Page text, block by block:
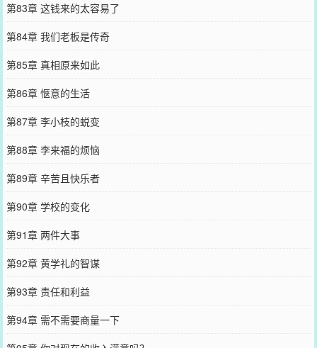
第83章 这钱来的太容易了
第84章 我们老板是传奇
第85章 真相原来如此
第86章 惬意的生活
第87章 李小枝的蜕变
第88章 李来福的烦恼
第89章 辛苦且快乐者
第90章 学校的变化
第91章 两件大事
第92章 黄学礼的智谋
第93章 责任和利益
第94章 需不需要商量一下